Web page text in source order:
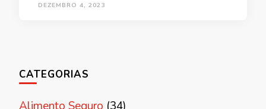
DEZEMBRO 4, 2023
CATEGORIAS